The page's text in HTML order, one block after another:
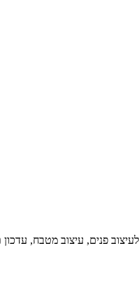
לעיצוב פנים, עיצוב מטבח,